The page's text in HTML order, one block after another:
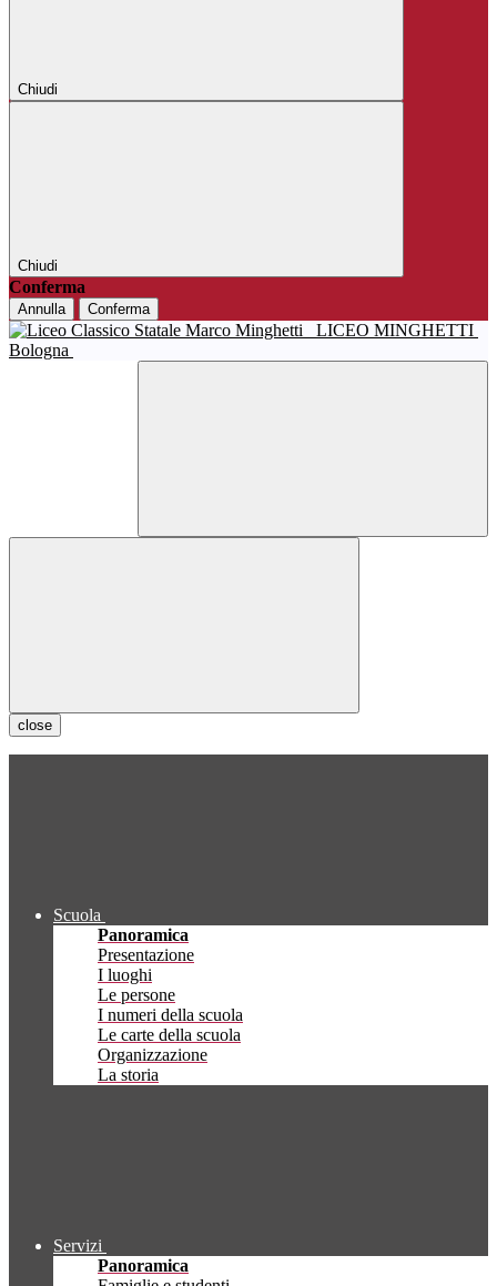
Chiudi
Chiudi
Conferma
Annulla Conferma
LICEO MINGHETTI
Bologna
close
Scuola
Panoramica
Presentazione
I luoghi
Le persone
I numeri della scuola
Le carte della scuola
Organizzazione
La storia
Servizi
Panoramica